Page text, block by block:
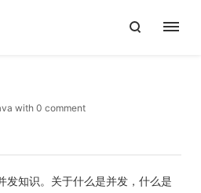
with 0 comment
发知识。关于什么是并发，什么是